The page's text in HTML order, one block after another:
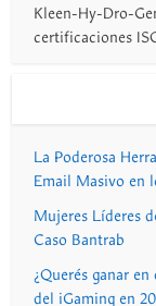
Kleen-Hy-Dro-
certificaciones
La Poderosa
Email Masivo en
Mujeres Líderes
Caso Bantrab
¿Querés ganar
del iGaming en